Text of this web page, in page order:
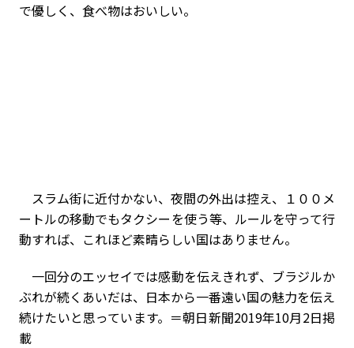
で優しく、食べ物はおいしい。
スラム街に近付かない、夜間の外出は控え、１００メ
ートルの移動でもタクシーを使う等、ルールを守って行
動すれば、これほど素晴らしい国はありません。
一回分のエッセイでは感動を伝えきれず、ブラジルか
ぶれが続くあいだは、日本から一番遠い国の魅力を伝え
続けたいと思っています。＝朝日新聞2019年10月2日掲
載